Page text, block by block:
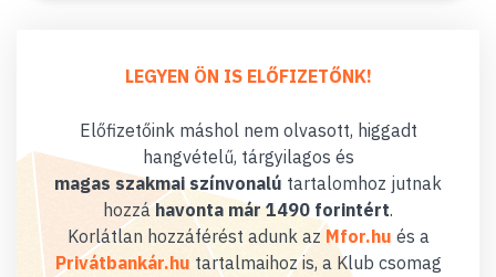
LEGYEN ÖN IS ELŐFIZETŐNK!
Előfizetőink máshol nem olvasott, higgadt
hangvételű, tárgyilagos és
magas szakmai színvonalú tartalomhoz jutnak
hozzáhavonta már 1490 forintért.
Korlátlan hozzáférést adunk az Mfor.hu és a
Privátbankár.hu tartalmaihoz is, a Klub csomag